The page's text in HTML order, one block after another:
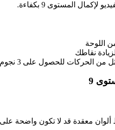
المستوى 9 بكفاءة.
اللوحة
نقاطك
من الحركات للحصول على 3 نجوم
9
ألوان معقدة قد لا تكون واضحة على